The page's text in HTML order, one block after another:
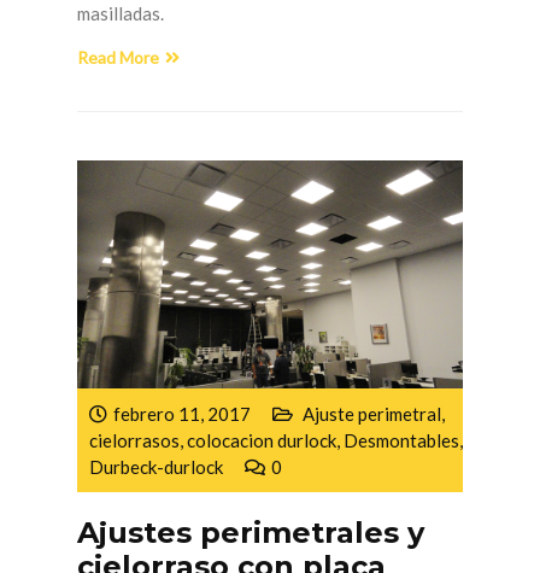
masilladas.
Read More
febrero 11, 2017 Ajuste perimetral,
cielorrasos,colocacion durlock, Desmontables,
Durbeck-durlock
0
Ajustes perimetrales y